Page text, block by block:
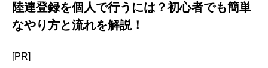
陸連登録を個人で行うには？初心者でも簡単
なやり方と流れを解説！
[PR]